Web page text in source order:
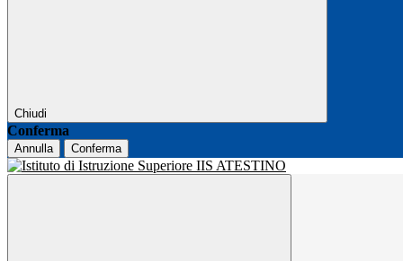
Chiudi
Conferma
Annulla Conferma